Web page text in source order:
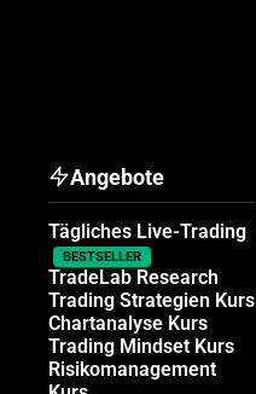
Angebote
Tägliches Live-Trading
BESTSELLER
TradeLab Research
Trading Strategien Kurs
Chartanalyse Kurs
Trading Mindset Kurs
Risikomanagement